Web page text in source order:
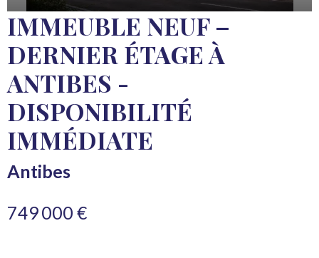
IMMEUBLE NEUF –
DERNIER ÉTAGE À
ANTIBES -
DISPONIBILITÉ
IMMÉDIATE
Antibes
749 000 €